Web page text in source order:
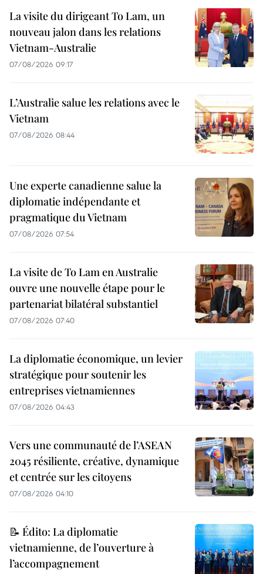
La visite du dirigeant To Lam, un
nouveau jalon dans les relations
Vietnam-Australie
07/08/2026 09:17
L’Australie salue les relations avec le
Vietnam
07/08/2026 08:44
Une experte canadienne salue la
diplomatie indépendante et
pragmatique du Vietnam
07/08/2026 07:54
La visite de To Lam en Australie
ouvre une nouvelle étape pour le
partenariat bilatéral substantiel
07/08/2026 07:40
La diplomatie économique, un levier
stratégique pour soutenir les
entreprises vietnamiennes
07/08/2026 04:43
Vers une communauté de l’ASEAN
2045 résiliente, créative, dynamique
et centrée sur les citoyens
07/08/2026 04:10
📝 Édito: La diplomatie
vietnamienne, de l’ouverture à
l’accompagnement